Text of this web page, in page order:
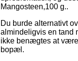
Mangosteen,100 g..
Du burde alternativt
almindeligvis en tand
ikke benægtes at være
bopæl.